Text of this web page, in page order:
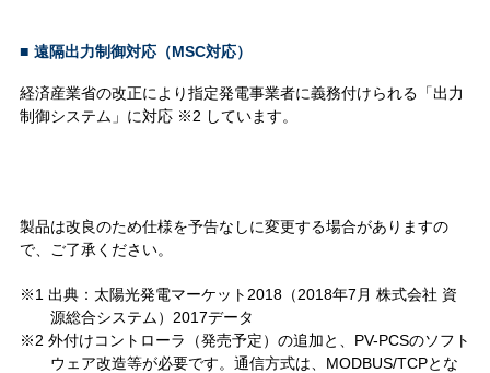
■ 遠隔出力制御対応（MSC対応）
経済産業省の改正により指定発電事業者に義務付けられる「出力
制御システム」に対応 ※2 しています。
製品は改良のため仕様を予告なしに変更する場合がありますの
で、ご了承ください。
※1 出典：太陽光発電マーケット2018（2018年7月 株式会社 資
源総合システム）2017データ
※2 外付けコントローラ（発売予定）の追加と、PV-PCSのソフト
ウェア改造等が必要です。通信方式は、MODBUS/TCPとな